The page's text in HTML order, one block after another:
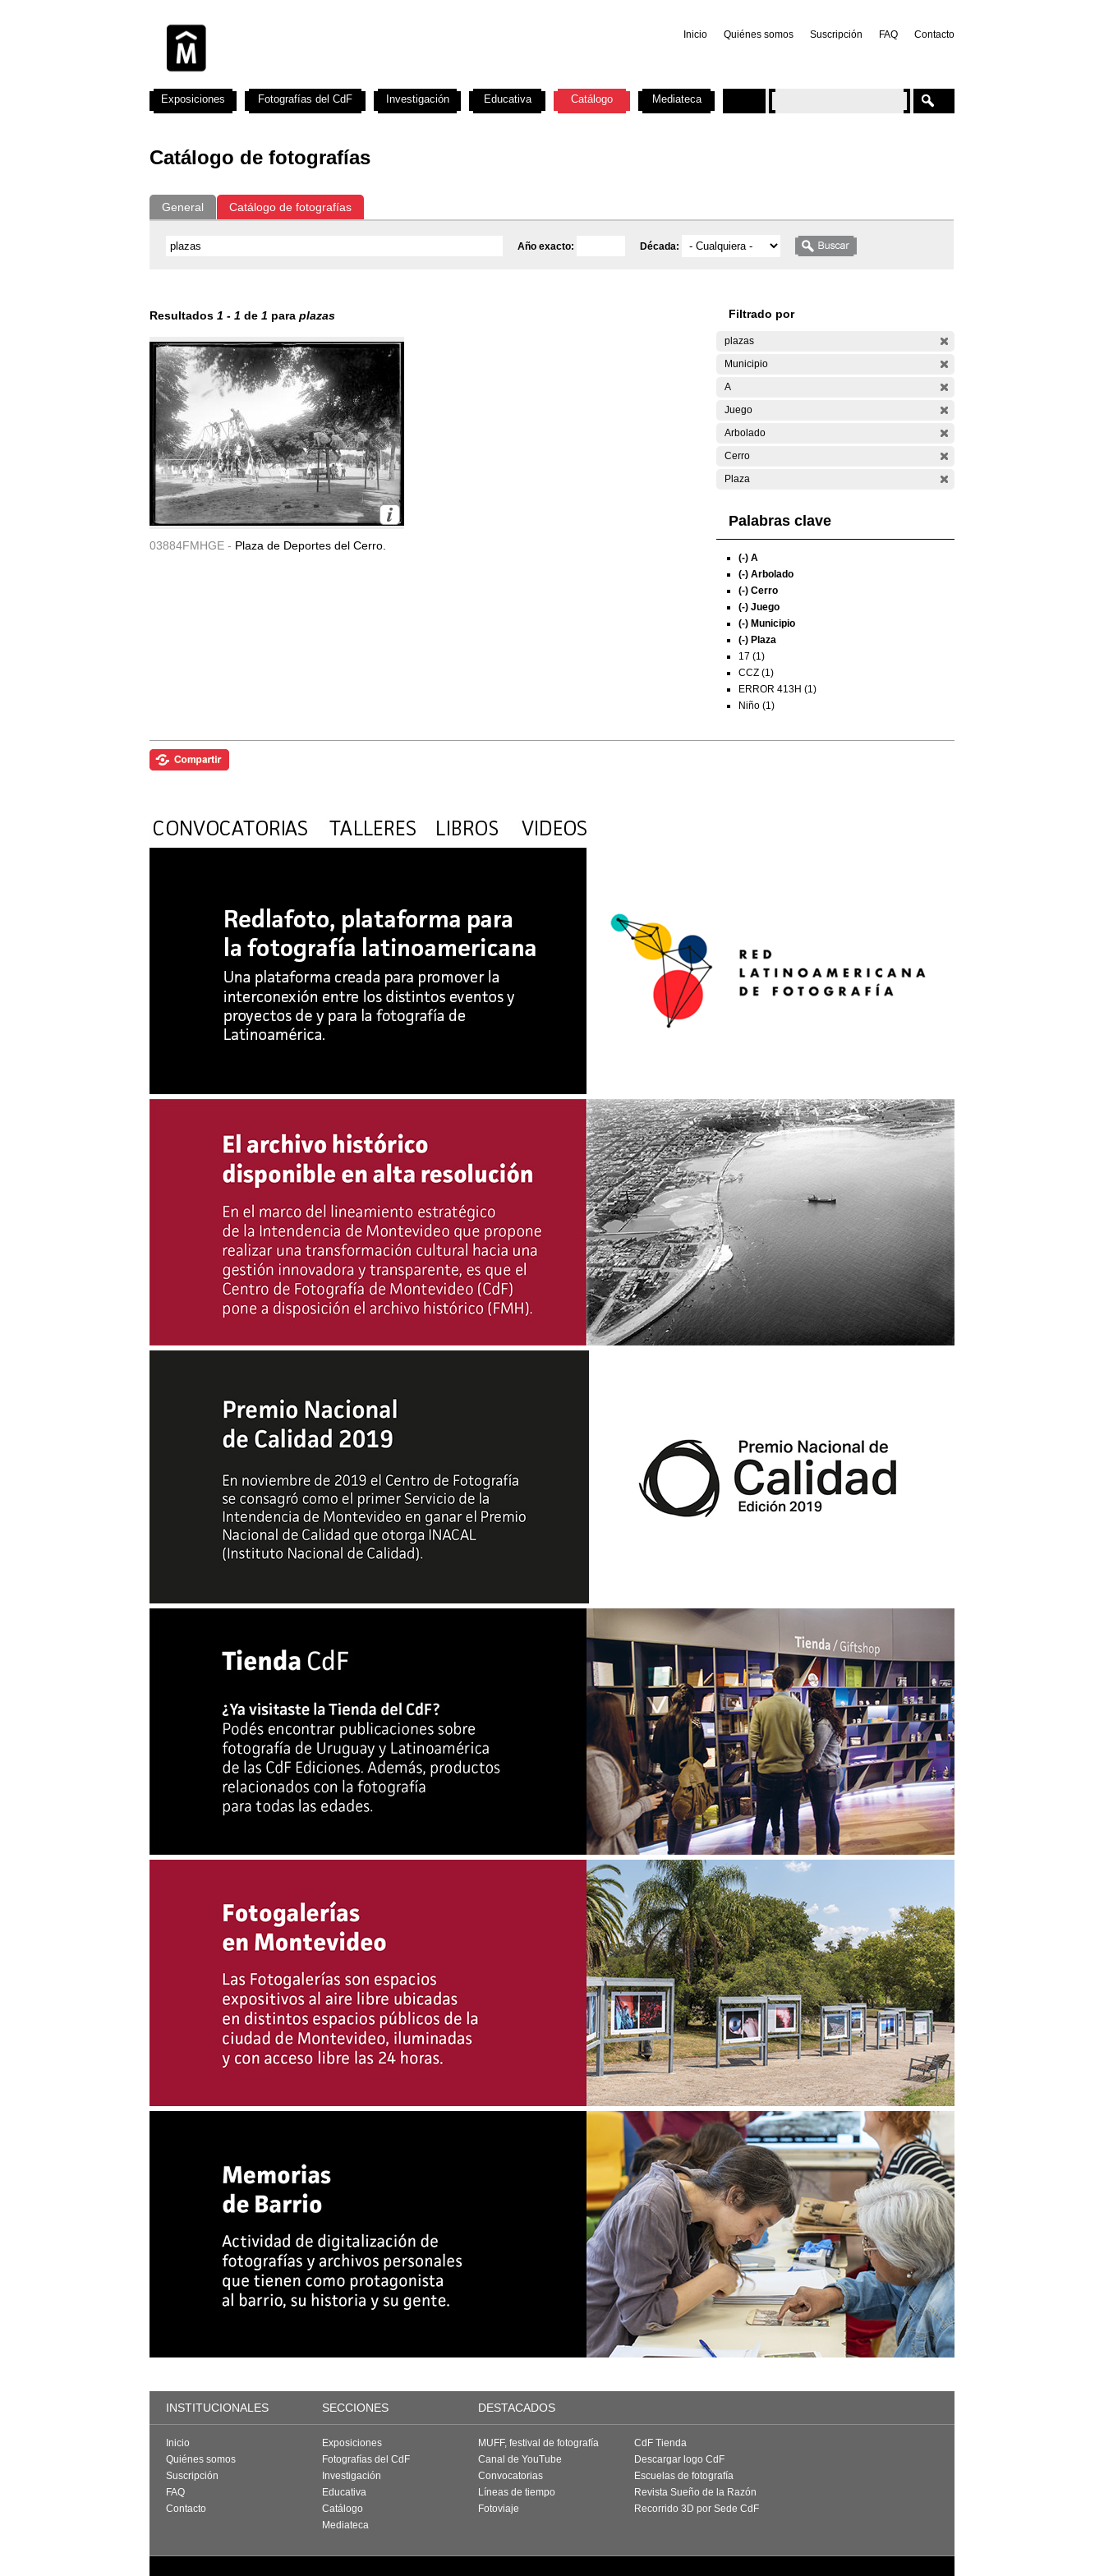
Inicio Quiénes somos Suscripción FAQ Contacto
Catálogo de fotografías
General Catálogo de fotografías
Año exacto: Década:
Resultados 1 - 1 de 1 para plazas
03884FMHGE - Plaza de Deportes del Cerro.
Filtrado por
plazas
Municipio
A
Juego
Arbolado
Cerro
Plaza
Palabras clave
(-) A
(-) Arbolado
(-) Cerro
(-) Juego
(-) Municipio
(-) Plaza
17 (1)
CCZ (1)
ERROR 413H (1)
Niño (1)
Exposiciones Fotografías del CdF Investigación Educativa Catálogo Mediateca
INSTITUCIONALES SECCIONES DESTACADOS
Inicio
Quiénes somos
Suscripción
FAQ
Contacto
Exposiciones
Fotografías del CdF
Investigación
Educativa
Catálogo
Mediateca
MUFF, festival de fotografía
Canal de YouTube
Convocatorias
Líneas de tiempo
Fotoviaje
CdF Tienda
Descargar logo CdF
Escuelas de fotografía
Revista Sueño de la Razón
Recorrido 3D por Sede CdF